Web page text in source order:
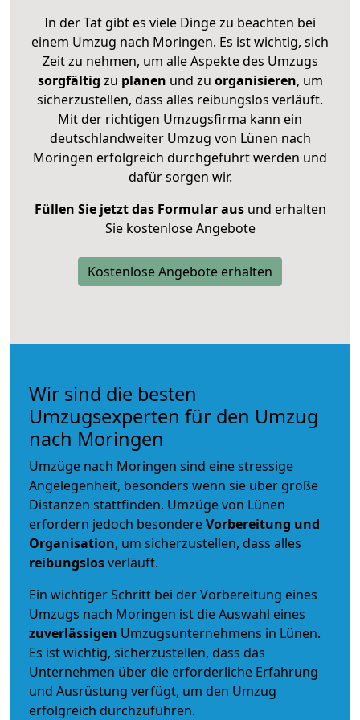
In der Tat gibt es viele Dinge zu beachten bei
einem Umzug nach Moringen. Es ist wichtig, sich
Zeit zu nehmen, um alle Aspekte des Umzugs
sorgfältig zu planen und zu organisieren, um
sicherzustellen, dass alles reibungslos verläuft.
Mit der richtigen Umzugsfirma kann ein
deutschlandweiter Umzug von Lünen nach
Moringen erfolgreich durchgeführt werden und
dafür sorgen wir.
Füllen Sie jetzt das Formular ausund erhalten
Sie kostenlose Angebote
Kostenlose Angebote erhalten
Wir sind die besten
Umzugsexperten für den Umzug
nach Moringen
Umzüge nach Moringen sind eine stressige
Angelegenheit, besonders wenn sie über große
Distanzen stattfinden. Umzüge von Lünen
erfordern jedoch besondereVorbereitung und
Organisation, um sicherzustellen, dass alles
reibungslosverläuft.
Ein wichtiger Schritt bei der Vorbereitung eines
Umzugs nach Moringen ist die Auswahl eines
zuverlässigen Umzugsunternehmens in Lünen.
Es ist wichtig, sicherzustellen, dass das
Unternehmen über die erforderliche Erfahrung
und Ausrüstung verfügt, um den Umzug
erfolgreich durchzuführen.